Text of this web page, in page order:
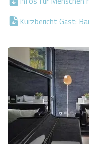
Kurzbericht Gast: